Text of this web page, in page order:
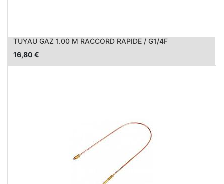
TUYAU GAZ 1.00 M RACCORD RAPIDE / G1/4F
16,80 €